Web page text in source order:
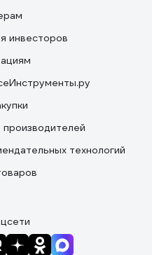
инвесторов
технологий